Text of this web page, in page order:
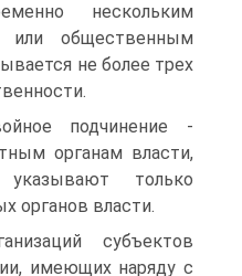
нескольким
или общественным
не более трех
подчинение -
органам власти,
только
органов власти.
субъектов
имеющих наряду с